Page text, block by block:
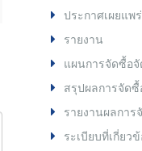
ประกาศเผยแ
รายงาน
แผนการจัดซื้อจั
สรุปผลการจัดซื้
รายงานผลการ
ระเบียบที่เกี่ยวข้